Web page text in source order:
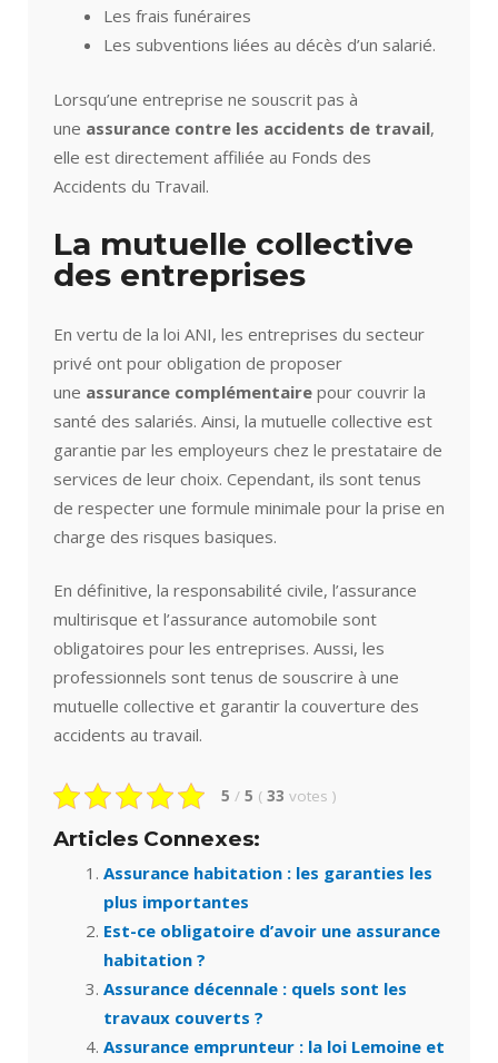
Les frais funéraires
Les subventions liées au décès d’un salarié.
Lorsqu’une entreprise ne souscrit pas à
une assurance contre les accidents de travail,
elle est directement affiliée au Fonds des
Accidents du Travail.
La mutuelle collective
des entreprises
En vertu de la loi ANI, les entreprises du secteur
privé ont pour obligation de proposer
une assurance complémentaire pour couvrir la
santé des salariés. Ainsi, la mutuelle collective est
garantie par les employeurs chez le prestataire de
services de leur choix. Cependant, ils sont tenus
de respecter une formule minimale pour la prise en
charge des risques basiques.
En définitive, la responsabilité civile, l’assurance
multirisque et l’assurance automobile sont
obligatoires pour les entreprises. Aussi, les
professionnels sont tenus de souscrire à une
mutuelle collective et garantir la couverture des
accidents au travail.
5 / 5 ( 33 votes)
Articles Connexes:
Assurance habitation : les garanties les
plus importantes
Est-ce obligatoire d’avoir une assurance
habitation ?
Assurance décennale : quels sont les
travaux couverts ?
Assurance emprunteur : la loi Lemoine et